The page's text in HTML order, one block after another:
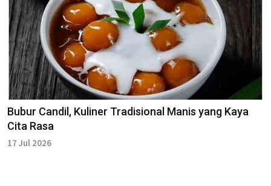
Bubur Candil, Kuliner Tradisional Manis yang Kaya
Cita Rasa
17 Jul 2026